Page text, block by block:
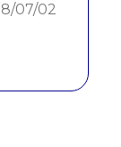
07/02